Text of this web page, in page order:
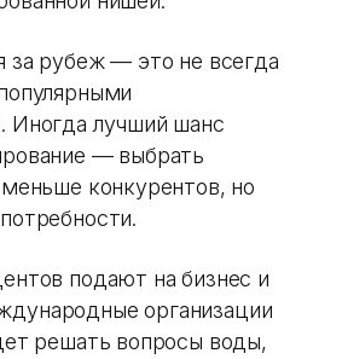
за рубеж — это не всегда
Иногда лучший шанс
— выбрать
конкурентов, но
подают на бизнес и
организации
решать вопросы воды,